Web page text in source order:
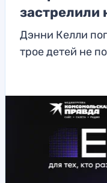
застрелили
Дэнни Келли
трое детей не